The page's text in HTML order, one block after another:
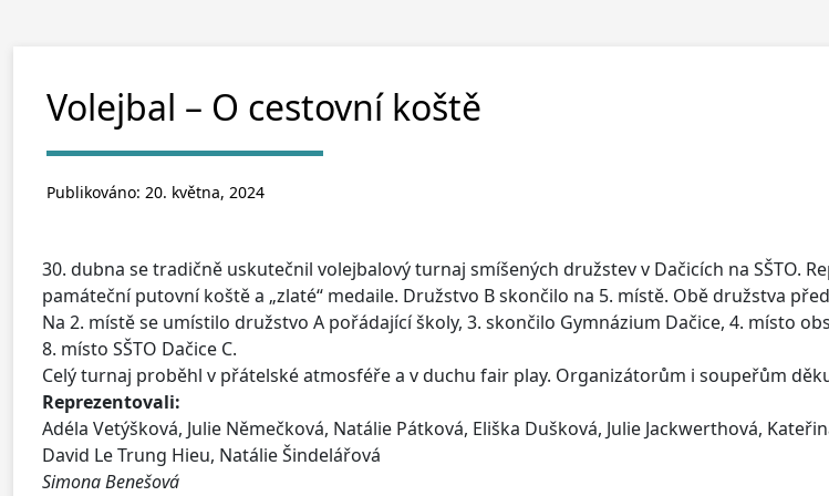
Volejbal – O cestovní koště
Publikováno: 20. května, 2024
30. dubna se tradičně uskutečnil volejbalový turnaj smíšených družstev v Dačicích na SŠTO.
památeční putovní koště a „zlaté“ medaile. Družstvo B skončilo na 5. místě. Obě družstva
Na 2. místě se umístilo družstvo A pořádající školy, 3. skončilo Gymnázium Dačice, 4. místo
8. místo SŠTO Dačice C.
Celý turnaj proběhl v přátelské atmosféře a v duchu fair play. Organizátorům i soupeřům
Reprezentovali:
Adéla Vetýšková, Julie Němečková, Natálie Pátková, Eliška Dušková, Julie Jackwerthová,
David Le Trung Hieu, Natálie Šindelářová
Simona Benešová